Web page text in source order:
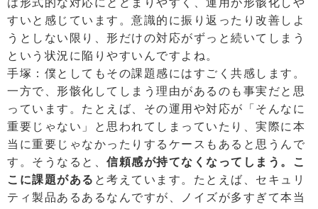
すいと感じています。意識的に振り返ったり改善しよ
うとしない限り、形だけの対応がずっと続いてしまう
という状況に陥りやすいんですよね。
手塚：僕としてもその課題感にはすごく共感します。
一方で、形骸化してしまう理由があるのも事実だと思
っています。たとえば、その運用や対応が「そんなに
重要じゃない」と思われてしまっていたり、実際に本
当に重要じゃなかったりするケースもあると思うんで
す。そうなると、 信頼感が持てなくなってしまう。こ
こに課題がある と考えています。たとえば、セキュリ
ティ製品あるあるなんですが、ノイズが多すぎて本当